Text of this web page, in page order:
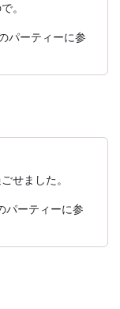
。
パーティーに参
せました。
パーティーに参